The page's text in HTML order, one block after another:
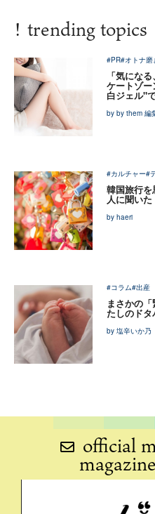
! trending topics
#PR#オトナ磨
「気にな
ケートゾ
白ジェル"
by by them 編
#カルチャー#
韓国旅行
人に聞いた
by haeri
#コラム#出産
まさかの
たしのド
by 塩辛いか乃
official
magazine